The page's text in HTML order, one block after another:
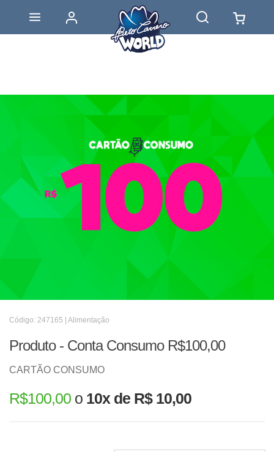
Código: 247165 | Alimentação
Produto - Conta Consumo R$100,00
CARTÃO CONSUMO
R$100,00 o 10x de R$ 10,00